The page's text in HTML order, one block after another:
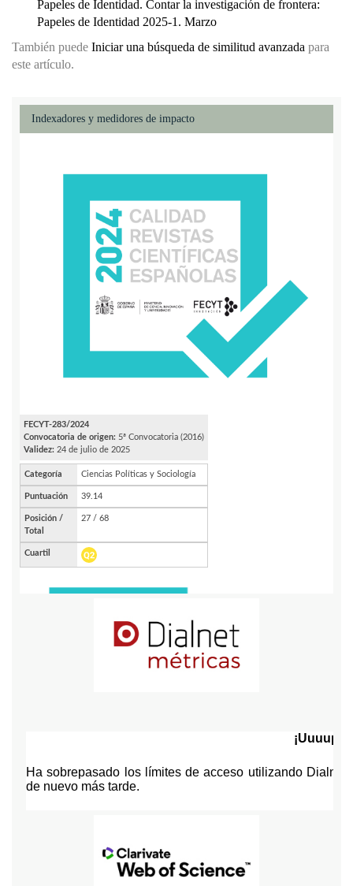
Papeles de Identidad. Contar la investigación de frontera:
Papeles de Identidad 2025-1. Marzo
También puede Iniciar una búsqueda de similitud avanzada para
este artículo.
Indexadores y medidores de impacto